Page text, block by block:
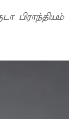
பிராந்தியம்